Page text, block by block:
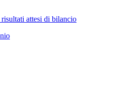
attesi di bilancio